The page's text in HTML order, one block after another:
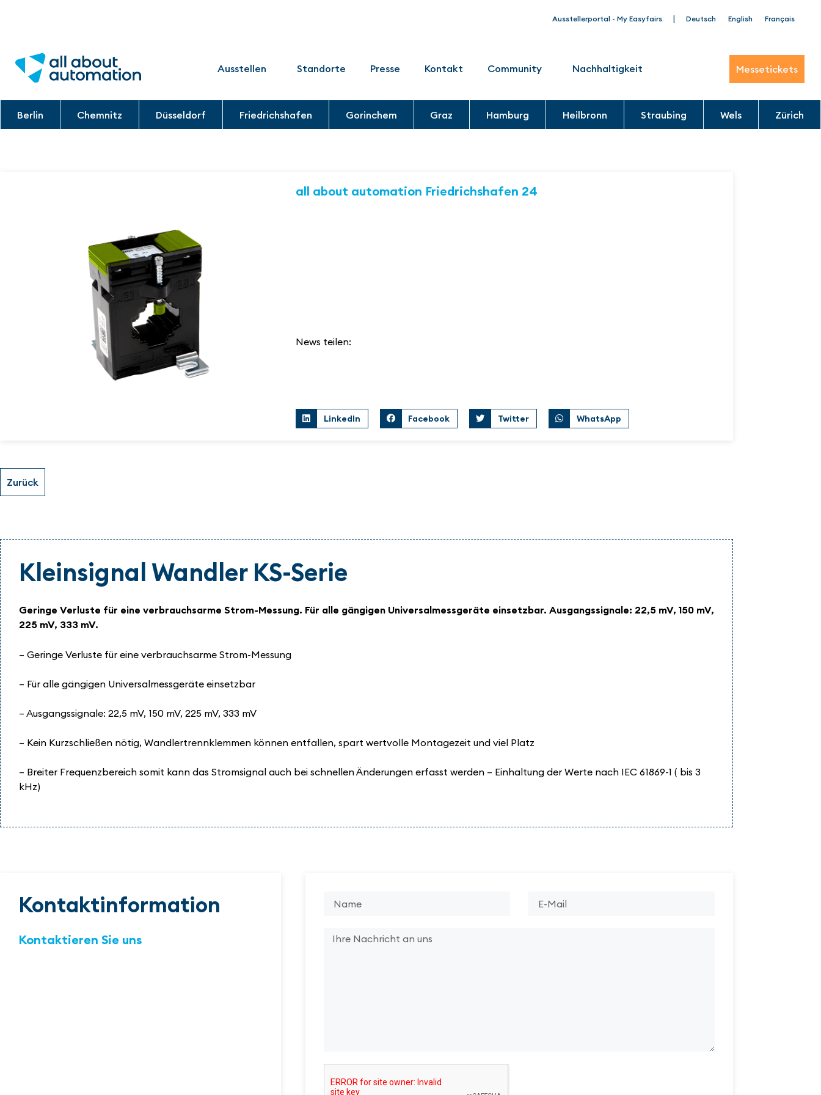
Ausstellerportal - My Easyfairs | Deutsch English Français
Ausstellen Standorte Presse Kontakt Community Nachhaltigkeit Messetickets
Berlin Chemnitz Düsseldorf Friedrichshafen Gorinchem Graz Hamburg Heilbronn Straubing Wels Zürich
all about automation Friedrichshafen 24
News teilen:
LinkedIn Facebook Twitter WhatsApp
Kleinsignal Wandler KS-Serie
Geringe Verluste für eine verbrauchsarme Strom-Messung. Für alle gängigen Universalmessgeräte einsetzbar. Ausgangssignale: 22,5 mV, 150 mV,
225 mV, 333 mV.
– Geringe Verluste für eine verbrauchsarme Strom-Messung
– Für alle gängigen Universalmessgeräte einsetzbar
– Ausgangssignale: 22,5 mV, 150 mV, 225 mV, 333 mV
– Kein Kurzschließen nötig, Wandlertrennklemmen können entfallen, spart wertvolle Montagezeit und viel Platz
– Breiter Frequenzbereich somit kann das Stromsignal auch bei schnellen Änderungen erfasst werden – Einhaltung der Werte nach IEC 61869-1 ( bis 3
kHz)
Kontaktinformation
Kontaktieren Sie uns